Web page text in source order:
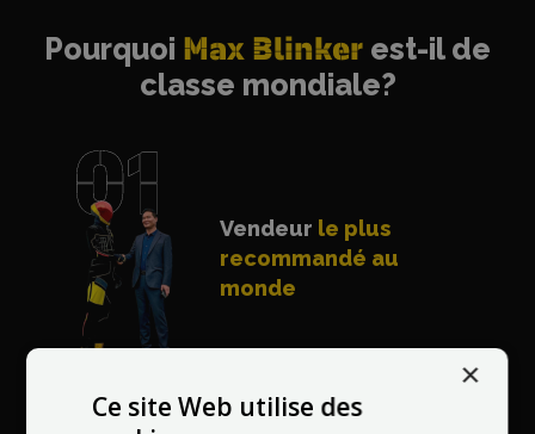
Pourquoi Max Blinker est-il de
classe mondiale?
Vendeur le plus
recommandé au
monde
×
Ce site Web utilise des